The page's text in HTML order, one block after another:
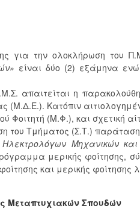
για την ολοκλήρωση του
είναι δύο (2) εξάμηνα
απαιτείται η
(Μ.Δ.Ε.). Κατόπιν
(Μ.Φ.), και σχετική
του Τμήματος (Σ.Τ.)
Μηχανικών
μερικής φοίτησης,
και μερικής
Μεταπτυχιακών Σπουδών